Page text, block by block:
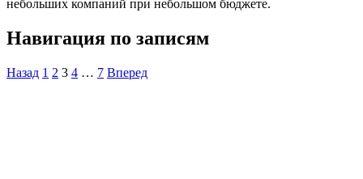
небольших компаний при небольшом бюджете.
Навигация по записям
Назад 1 2 3 4 … 7 Вперед